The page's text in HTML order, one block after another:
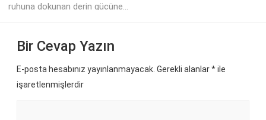
ruhuna dokunan derin gücüne...
Bir Cevap Yazın
E-posta hesabınız yayınlanmayacak. Gerekli alanlar*ile
işaretlenmişlerdir